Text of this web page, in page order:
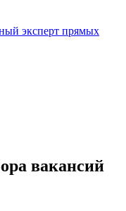
эксперт прямых
вакансий